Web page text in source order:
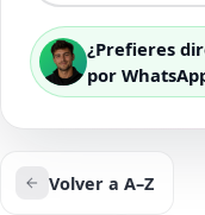
¿Prefieres
por
Volver a A–Z